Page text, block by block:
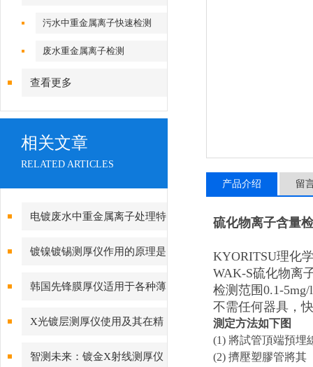
污水中重金属离子快速检测
废水重金属离子检测
查看更多
相关文章
RELATED ARTICLES
电镀废水中重金属离子处理特
点
镀镍镀锡测厚仪作用的原理是
什么？
韩国先锋膜厚仪适用于各种薄
膜材料的测量
X光镀层测厚仪使用及其在精
密测量技术中的应用
智测未来：镀金X射线测厚仪
产品介绍 留
硫化物离子含量
KYORITSU理化
WAK-S硫化物离
检测范围0.1-5mg/l
不需任何器具，
測定方法如下图
(1) 將試管頂端預埋
(2) 擠壓塑膠管將其